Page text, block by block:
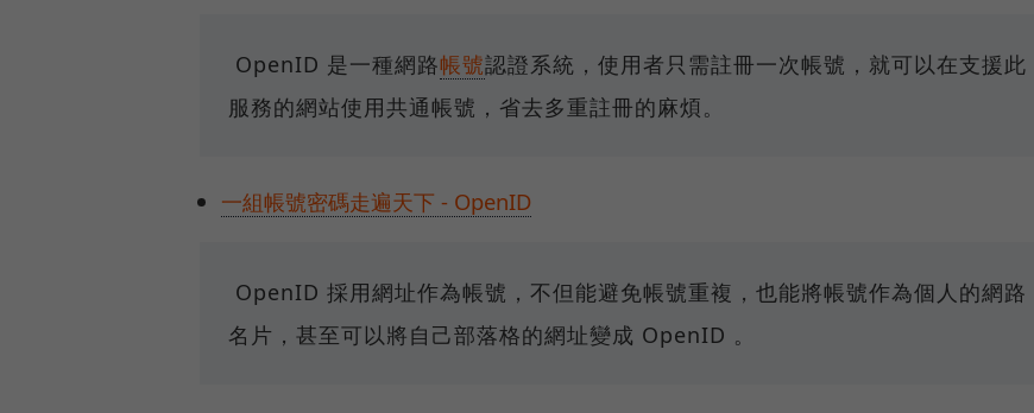
OpenID 是一種網路帳號認證系統，使用者只需註冊一次帳號，就可以在支援此
服務的網站使用共通帳號，省去多重註冊的麻煩。
一組帳號密碼走遍天下 - OpenID
OpenID 採用網址作為帳號，不但能避免帳號重複，也能將帳號作為個人的網路
名片，甚至可以將自己部落格的網址變成 OpenID 。